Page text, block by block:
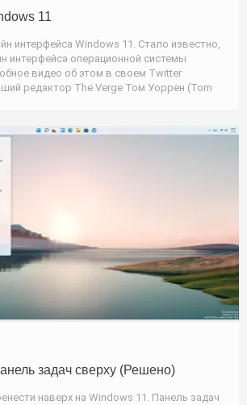
11
интерфейса Windows 11. Стало известно,
интерфейса операционной системы
видео об этом в своем Twitter
редактор The Verge Том Уоррен (Tom
задач сверху (Решено)
наверх на Windows 11. Панель задач